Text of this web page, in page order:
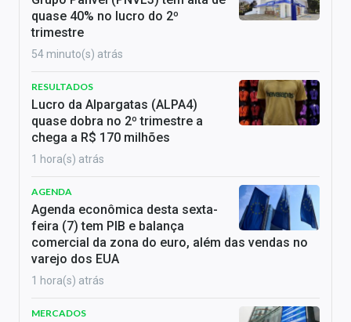
quase 40% no lucro do 2º
trimestre
54 minuto(s) atrás
RESULTADOS
Lucro da Alpargatas (ALPA4)
quase dobra no 2º trimestre a
chega a R$ 170 milhões
1 hora(s) atrás
AGENDA
Agenda econômica desta sexta-
feira (7) tem PIB e balança
comercial da zona do euro, além das vendas no
varejo dos EUA
1 hora(s) atrás
MERCADOS